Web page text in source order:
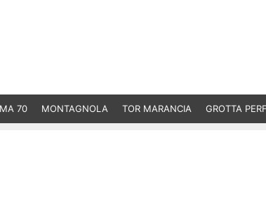
70 MONTAGNOLA TOR MARANCIA GROTTA